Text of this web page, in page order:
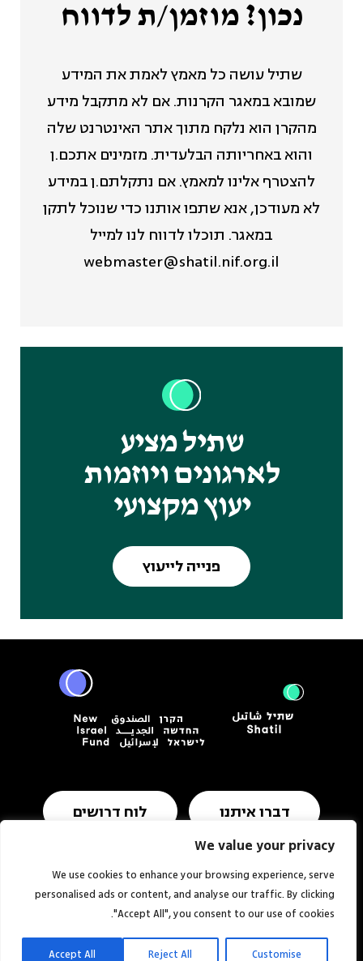
We value your privacy
We use cookies to enhance your browsing experience, serve
personalised ads or content, and analyse our traffic. By clicking
"Accept All", you consent to our use of cookies.
Customise
Reject All
Accept All
נכון? מוזמן/ת לדווח
שתיל עושה כל מאמץ לאמת את המידע
שמובא במאגר הקרנות. אם לא מתקבל מידע
מהקרן הוא נלקח מתוך אתר האינטרנט שלה
והוא באחריותה הבלעדית. מזמינים אתכם.ן
להצטרף אלינו למאמץ. אם נתקלתם.ן במידע
לא מעודכן, אנא שתפו אותנו כדי שנוכל לתקן
במאגר. תוכלו לדווח לנו למייל
webmaster@shatil.nif.org.il
שתיל מציע
לארגונים ויוזמות
יעוץ מקצועי
פנייה לייעוץ
דברו איתנו לוח דרושים
תנאי שימוש ומדיניות פרטיות הצהרת נגישות
לשתיל